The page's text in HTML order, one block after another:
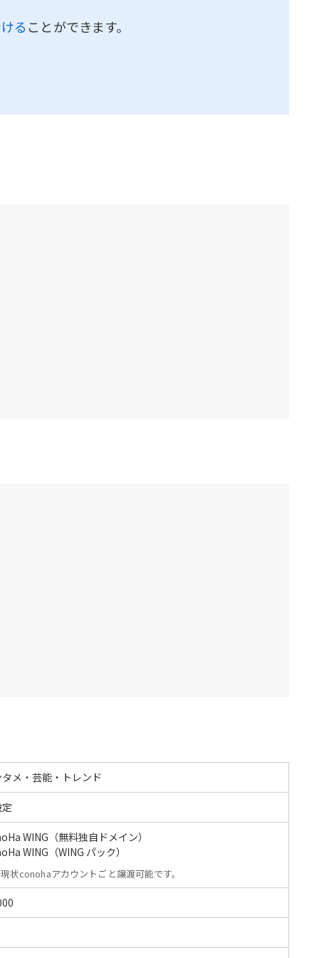
る ことができます。
メ・芸能・トレンド
WING（無料独自ドメイン）
WING（WING パック）
現状conohaアカウントごと譲渡可能です。